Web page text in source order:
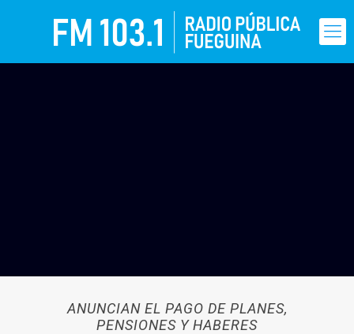
ANUNCIAN EL PAGO DE PLANES,
PENSIONES Y HABERES